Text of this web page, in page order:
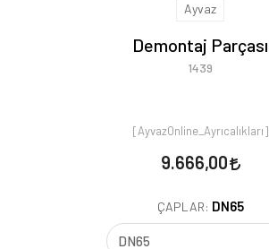
Ayvaz
Demontaj Parçası
1439
[AyvazOnline_Ayrıcalıkları]
9.666,00
ÇAPLAR: DN65